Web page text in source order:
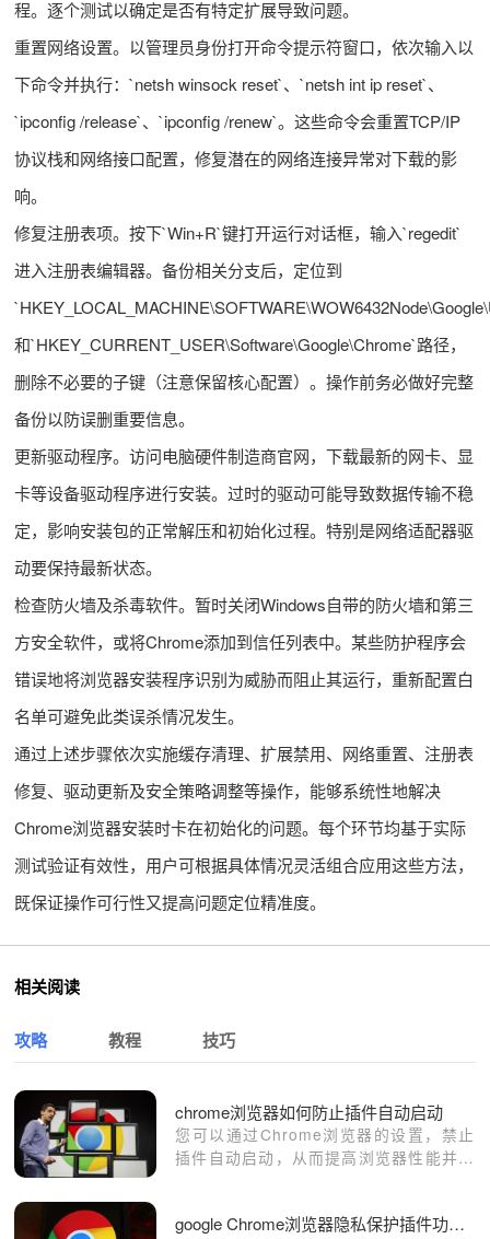
程。逐个测试以确定是否有特定扩展导致问题。
重置网络设置。以管理员身份打开命令提示符窗口，依次输入以
下命令并执行：`netsh winsock reset`、`netsh int ip reset`、
`ipconfig /release`、`ipconfig /renew`。这些命令会重置TCP/IP
协议栈和网络接口配置，修复潜在的网络连接异常对下载的影
响。
修复注册表项。按下`Win+R`键打开运行对话框，输入`regedit`
进入注册表编辑器。备份相关分支后，定位到
和`HKEY_CURRENT_USER\Software\Google\Chrome`路径，
删除不必要的子键（注意保留核心配置）。操作前务必做好完整
备份以防误删重要信息。
更新驱动程序。访问电脑硬件制造商官网，下载最新的网卡、显
卡等设备驱动程序进行安装。过时的驱动可能导致数据传输不稳
定，影响安装包的正常解压和初始化过程。特别是网络适配器驱
动要保持最新状态。
检查防火墙及杀毒软件。暂时关闭Windows自带的防火墙和第三
方安全软件，或将Chrome添加到信任列表中。某些防护程序会
错误地将浏览器安装程序识别为威胁而阻止其运行，重新配置白
名单可避免此类误杀情况发生。
通过上述步骤依次实施缓存清理、扩展禁用、网络重置、注册表
修复、驱动更新及安全策略调整等操作，能够系统性地解决
Chrome浏览器安装时卡在初始化的问题。每个环节均基于实际
测试验证有效性，用户可根据具体情况灵活组合应用这些方法，
既保证操作可行性又提高问题定位精准度。
相关阅读
攻略 教程 技巧
chrome浏览器如何防止插件自动启动
您可以通过Chrome浏览器的设置，禁止
插件自动启动，从而提高浏览器性能并减
google Chrome浏览器隐私保护插件功能测评